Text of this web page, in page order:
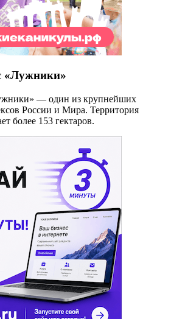
«Лужники»
— один из крупнейших
России и Мира. Территория
более 153 гектаров.